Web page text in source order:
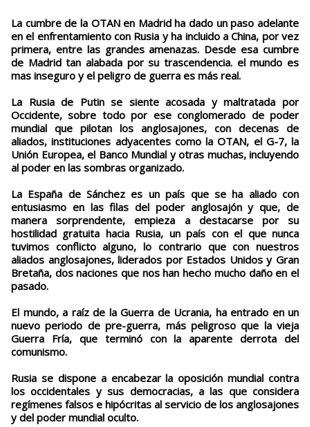
La cumbre de la OTAN en Madrid ha dado un paso adelante
en el enfrentamiento con Rusia y ha incluido a China, por vez
primera, entre las grandes amenazas. Desde esa cumbre
de Madrid tan alabada por su trascendencia. el mundo es
mas inseguro y el peligro de guerra es más real.
La Rusia de Putin se siente acosada y maltratada por
Occidente, sobre todo por ese conglomerado de poder
mundial que pilotan los anglosajones, con decenas de
aliados, instituciones adyacentes como la OTAN, el G-7, la
Unión Europea, el Banco Mundial y otras muchas, incluyendo
al poder en las sombras organizado.
La España de Sánchez es un país que se ha aliado con
entusiasmo en las filas del poder anglosajón y que, de
manera sorprendente, empieza a destacarse por su
hostilidad gratuita hacia Rusia, un país con el que nunca
tuvimos conflicto alguno, lo contrario que con nuestros
aliados anglosajones, liderados por Estados Unidos y Gran
Bretaña, dos naciones que nos han hecho mucho daño en el
pasado.
El mundo, a raíz de la Guerra de Ucrania, ha entrado en un
nuevo periodo de pre-guerra, más peligroso que la vieja
Guerra Fría, que terminó con la aparente derrota del
comunismo.
Rusia se dispone a encabezar la oposición mundial contra
los occidentales y sus democracias, a las que considera
regímenes falsos e hipócritas al servicio de los anglosajones
y del poder mundial oculto.